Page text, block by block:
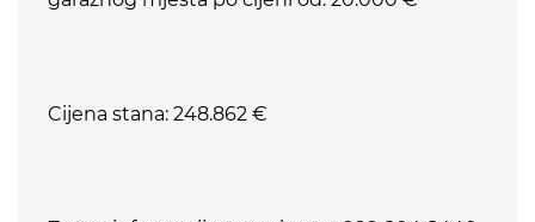
Cijena stana: 248.862 €